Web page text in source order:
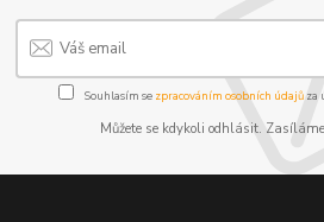
Souhlasím se zpracováním osobních údajůza
Můžete se kdykoli odhlásit.